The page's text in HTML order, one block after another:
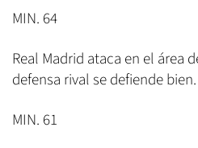
MIN. 64
Real Madrid ataca en el área
defensa rival se defiende bien.
MIN. 61